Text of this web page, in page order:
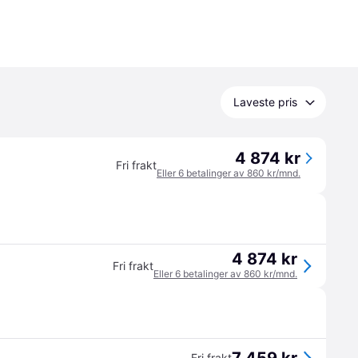
Laveste pris
Fri frakt 4 874 kr
Eller 6 betalinger av 860 kr/mnd.
Fri frakt 4 874 kr
Eller 6 betalinger av 860 kr/mnd.